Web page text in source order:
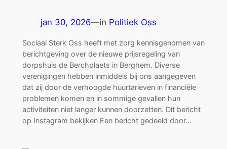
jan 30, 2026—in Politiek Oss
Sociaal Sterk Oss heeft met zorg kennisgenomen van
berichtgeving over de nieuwe prijsregeling van
dorpshuis de Berchplaets in Berghem. Diverse
verenigingen hebben inmiddels bij ons aangegeven
dat zij door de verhoogde huurtarieven in financiële
problemen komen en in sommige gevallen hun
activiteiten niet langer kunnen doorzetten. Dit bericht
op Instagram bekijken Een bericht gedeeld door…